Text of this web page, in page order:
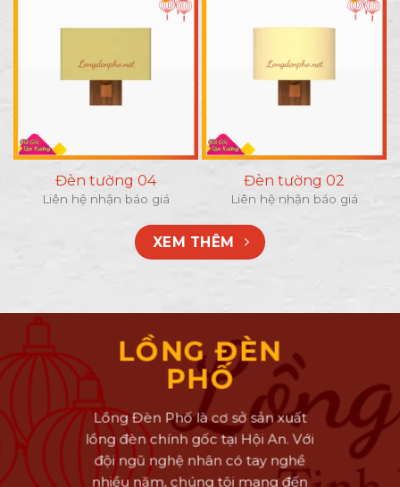
Đèn tường 04
Liên hệ nhận báo giá
Đèn tường 02
Liên hệ nhận báo giá
XEM THÊM
LỒNG ĐÈN
PHỐ
Lồng Đèn Phố là cơ sở sản xuất
lồng đèn chính gốc tại Hội An. Với
đội ngũ nghệ nhân có tay nghề
nhiều năm, chúng tôi mang đến